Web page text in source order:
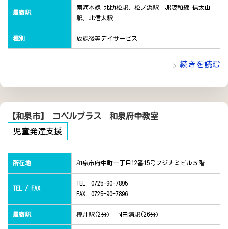
最寄駅
南海本線 北助松駅、松ノ浜駅 JR阪和線 信太山
駅、北信太駅
種別 放課後等デイサービス
続きを読む
【和泉市】 コペルプラス 和泉府中教室
児童発達支援
所在地 和泉市府中町一丁目12番15号フジナミビル５階
TEL / FAX
TEL: 0725-90-7895
FAX: 0725-90-7896
最寄駅 樽井駅(2分） 岡田浦駅(26分）